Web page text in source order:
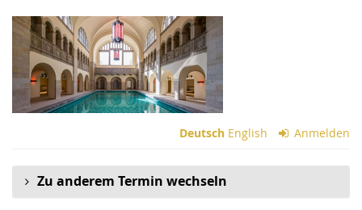
Zum
Haupt-
Inhalt
springen
Deutsch English Anmelden
Zu anderem Termin wechseln